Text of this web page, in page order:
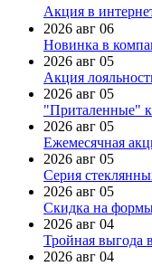
Акция в
2026 авг 06
Новинка в
2026 авг 05
Акция
2026 авг 05
"Приталенные"
2026 авг 05
Ежемесячная
2026 авг 05
Серия
2026 авг 05
Скидка на
2026 авг 04
Тройная выгода
2026 авг 04